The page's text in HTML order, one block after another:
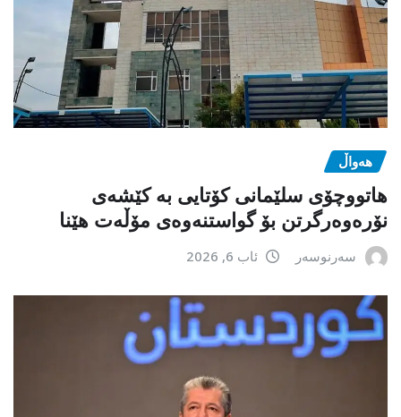
هەواڵ
هاتووچۆی سلێمانی کۆتایی بە کێشەی
نۆرەوەرگرتن بۆ گواستنەوەی مۆڵەت هێنا
سەرنوسەر ئاب 6, 2026